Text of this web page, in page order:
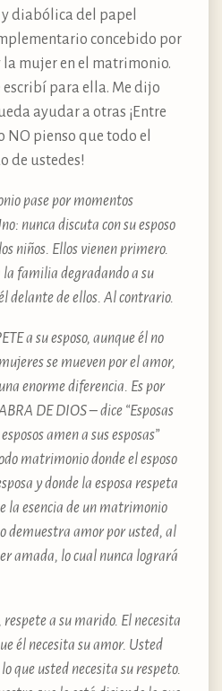
diabólica del papel
concebido por
la mujer en el matrimonio.
escribí para ella. Me dijo
ayudar a otras ¡Entre
NO pienso que todo el
de ustedes!
pase por momentos
nunca discuta con su esposo
niños. Ellos vienen primero.
la familia degradando a su
delante de ellos. Al contrario.
a su esposo, aunque él no
se mueven por el amor,
enorme diferencia. Es por
DE DIOS – dice “Esposas
amen a sus esposas”
matrimonio donde el esposo
y donde la esposa respeta
la esencia de un matrimonio
demuestra amor por usted, al
amada, lo cual nunca logrará
respete a su marido. El necesita
él necesita su amor. Usted
que usted necesita su respeto.